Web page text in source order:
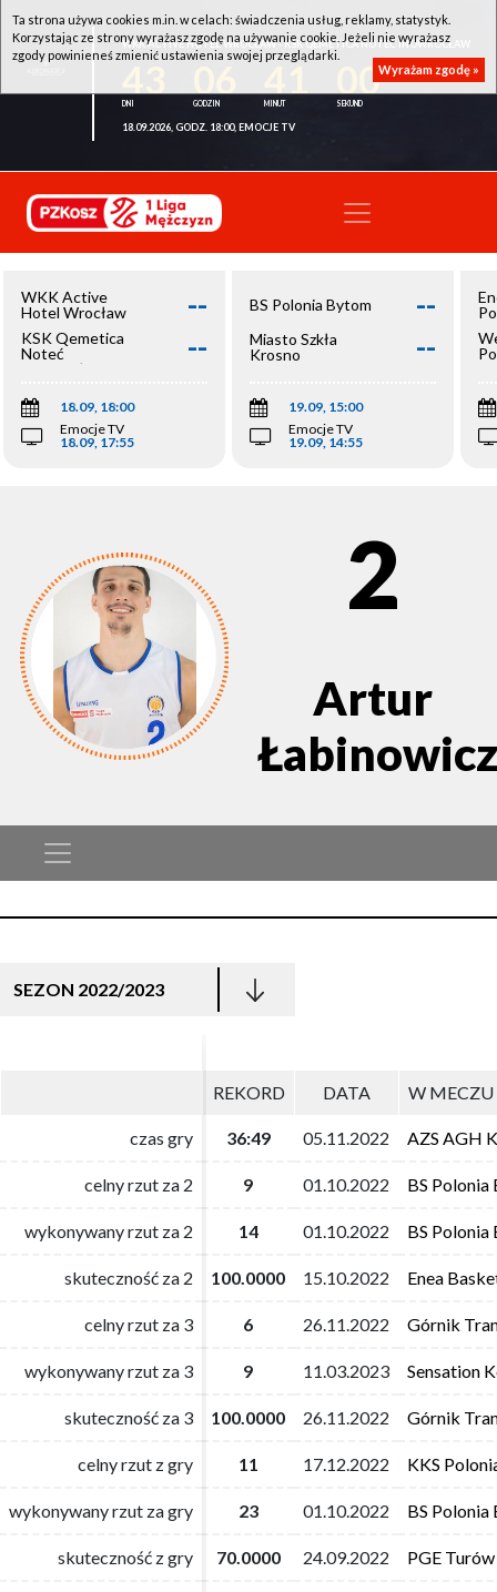
WKK ACTIVE HOTEL WROCŁAW - KSK QEMETICA NOTEĆ INOWROCŁAW
00
18.09.2026, GODZ. 18:00, EMOCJE TV
WKK Active
Hotel Wrocław
--
KSK Qemetica
Noteć
Inowrocław
--
18.09, 18:00
Emocje TV
18.09, 17:55
BS Polonia Bytom --
Miasto Szkła
Krosno
--
19.09, 15:00
Emocje TV
19.09, 14:55
2
Artur
Łabinowicz
SEZON 2022/2023
REKORD DATA W MECZU
czas gry 36:49 05.11.2022 AZS AGH
celny rzut za 2 9 01.10.2022 BS Polonia
wykonywany rzut za 2 14 01.10.2022 BS Polonia
skuteczność za 2 100.0000 15.10.2022 Enea
celny rzut za 3 6 26.11.2022 Górnik
wykonywany rzut za 3 9 11.03.2023 Sensation
skuteczność za 3 100.0000 26.11.2022 Górnik
celny rzut z gry 11 17.12.2022 KKS
wykonywany rzut za gry 23 01.10.2022 BS Polonia
skuteczność z gry 70.0000 24.09.2022 PGE
REKORD DATA W MECZU
czas gry 36:49 05.11.2022 AZS AGH
celny rzut za 2 9 01.10.2022 BS Polonia
wykonywany rzut za 2 14 01.10.2022 BS Polonia
skuteczność za 2 100.0000 15.10.2022 Enea
celny rzut za 3 6 26.11.2022 Górnik
wykonywany rzut za 3 9 11.03.2023 Sensation
skuteczność za 3 100.0000 26.11.2022 Górnik
celny rzut z gry 11 17.12.2022 KKS
wykonywany rzut za gry 23 01.10.2022 BS Polonia
skuteczność z gry 70.0000 24.09.2022 PGE
Ta strona używa cookies m.in. w celach: świadczenia usług, reklamy, statystyk.
Korzystając ze strony wyrażasz zgodę na używanie cookie. Jeżeli nie wyrażasz
zgody powinieneś zmienić ustawienia swojej przeglądarki.
Wyrażam zgodę »